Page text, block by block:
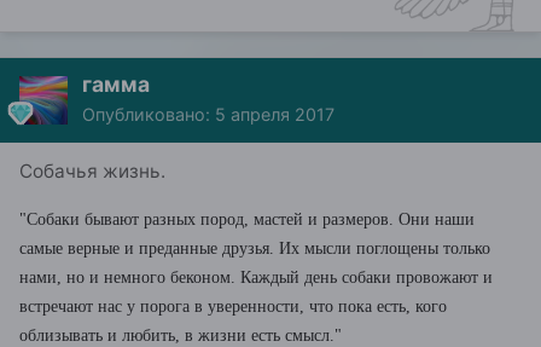
гамма
Опубликовано: 5 апреля 2017
Собачья жизнь.
"Собаки бывают разных пород, мастей и размеров. Они наши
самые верные и преданные друзья. Их мысли поглощены только
нами, но и немного беконом. Каждый день собаки провожают и
встречают нас у порога в уверенности, что пока есть, кого
облизывать и любить, в жизни есть смысл."